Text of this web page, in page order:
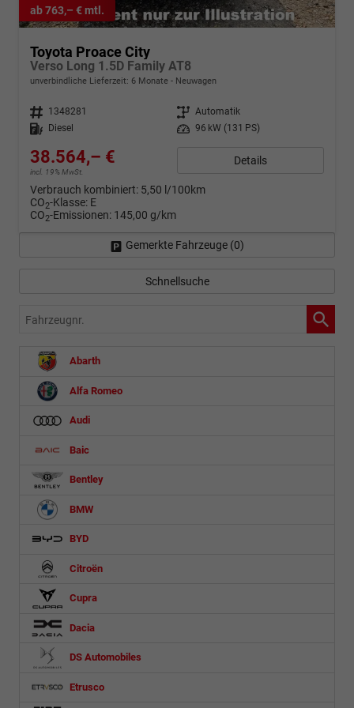
ab 763,– € mtl.
Toyota Proace City
Verso Long 1.5D Family AT8
unverbindliche Lieferzeit: 6 Monate Neuwagen
Fahrzeugnr. 1348281 Getriebe Automatik
Kraftstoff
Diesel Leistung 96 kW (131 PS)
38.564,– €
incl. 19% MwSt.
Details
Verbrauch kombiniert: 5,50 l/100km
CO2-Klasse: E
CO2-Emissionen: 145,00 g/km
Gemerkte Fahrzeuge (0)
Schnellsuche
Fahrzeugnr.
Abarth
Alfa Romeo
Audi
Baic
Bentley
BMW
BYD
Citroën
Cupra
Dacia
DS Automobiles
Etrusco